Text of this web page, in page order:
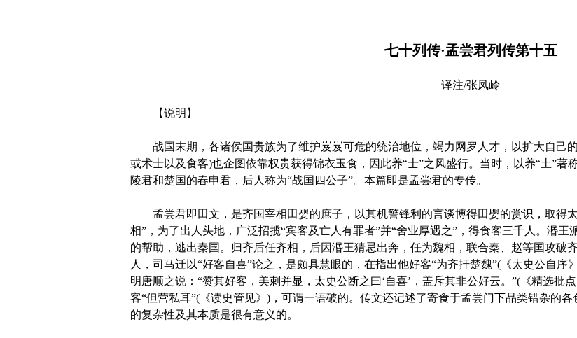
七十列传·孟尝君列传第十五
译注/张凤岭
【说明】
战国末期，各诸侯国贵族为了维护岌岌可危的统治地位，竭力网罗人才，以扩大自己
或术士以及食客)也企图依靠权贵获得锦衣玉食，因此养“士”之风盛行。当时，以养“土”
陵君和楚国的春申君，后人称为“战国四公子”。本篇即是孟尝君的专传。
孟尝君即田文，是齐国宰相田婴的庶子，以其机警锋利的言谈博得田婴的赏识，取得
相”，为了出人头地，广泛招揽“宾客及亡人有罪者”并“舍业厚遇之”，得食客三千人。湣
的帮助，逃出秦国。归齐后任齐相，后因湣王猜忌出奔，任为魏相，联合秦、赵等国攻破
人，司马迁以“好客自喜”论之，是颇具慧眼的，在指出他好客“为齐扞楚魏”(《太史公自序
明唐顺之说：“赞其好客，美刺并显，太史公断之曰‘自喜’，盖斥其非公好云。”(《精选批
客“但营私耳”(《读史管见》)，可谓一语破的。传文还记述了寄食于孟尝门下品类错杂的
的复杂性及其本质是很有意义的。